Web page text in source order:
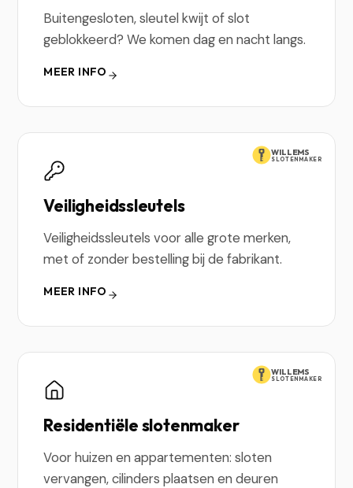
Buitengesloten, sleutel kwijt of slot
geblokkeerd? We komen dag en nacht langs.
MEER INFO
WILLEMS
SLOTENMAKER
Veiligheidssleutels
Veiligheidssleutels voor alle grote merken,
met of zonder bestelling bij de fabrikant.
MEER INFO
WILLEMS
SLOTENMAKER
Residentiële slotenmaker
Voor huizen en appartementen: sloten
vervangen, cilinders plaatsen en deuren